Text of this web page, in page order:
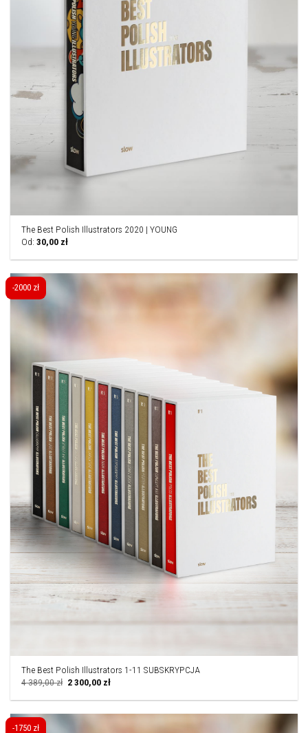
The Best Polish Illustrators 2020 | YOUNG
Od:30,00 zł
-2000 zł
The Best Polish Illustrators 1-11 SUBSKRYPCJA
4 389,00zł Pierwotna
wynosiła:
389,00 zł.
2 300,00 złAktualna
wynosi:
300,00 zł.
-1750 zł